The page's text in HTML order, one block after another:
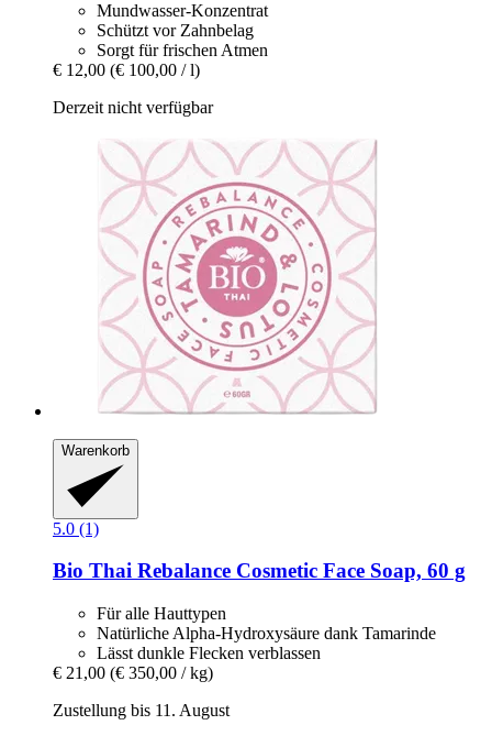
Mundwasser-Konzentrat
Schützt vor Zahnbelag
Sorgt für frischen Atmen
€ 12,00 (€ 100,00 / l)
Derzeit nicht verfügbar
Warenkorb
5.0 (1)
Bio Thai Rebalance Cosmetic Face Soap, 60 g
Für alle Hauttypen
Natürliche Alpha-Hydroxysäure dank Tamarinde
Lässt dunkle Flecken verblassen
€ 21,00 (€ 350,00 / kg)
Zustellung bis 11. August